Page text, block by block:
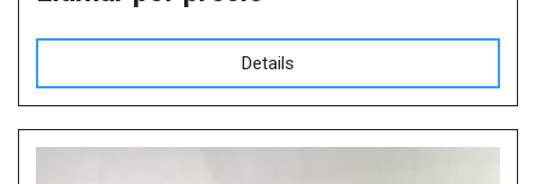
Details